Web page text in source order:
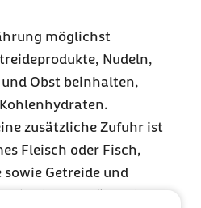
möglichst
Nudeln,
Obst beinhalten,
zusätzliche Zufuhr ist
Fleisch oder Fisch,
Getreide und
so die